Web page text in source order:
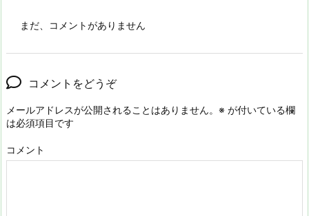
まだ、コメントがありません
コメントをどうぞ
メールアドレスが公開されることはありません。 ※ が付いている欄
は必須項目です
コメント